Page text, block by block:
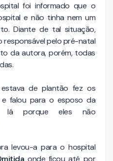
foi informado que o
e não tinha nem um
Diante de tal situação,
responsável pelo pré-natal
da autora, porém, todas
de plantão fez os
falou para o esposo da
porque eles não
levou-a para o hospital